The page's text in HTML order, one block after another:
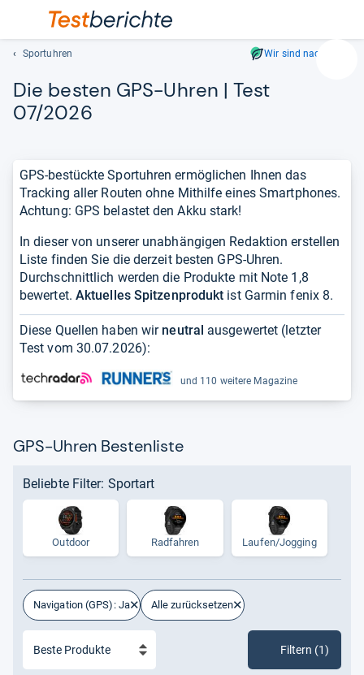
und
mit
den
Sportuhren Wir sind nachhaltig
Die bes­ten GPS-​Uhren | Test
07/2026
GPS-bestückte Sportuhren ermöglichen Ihnen das
Tracking aller Routen ohne Mithilfe eines Smartphones.
Achtung: GPS belastet den Akku stark!
In dieser von unserer unabhängigen Redaktion erstellen
Liste finden Sie die derzeit besten GPS-Uhren.
Durchschnittlich werden die Produkte mit Note 1,8
bewertet. Aktuelles Spitzenprodukt ist Garmin fenix 8.
Diese Quellen haben wir neutral ausgewertet (letzter
Test vom 30.07.2026):
und 110 weitere Magazine
GPS-Uhren Bestenliste
Beliebte Filter: Sportart
Outdoor Radfahren Lau­fen/Jog­ging
Navigation (GPS): Ja Alle zurücksetzen
Filtern (1)